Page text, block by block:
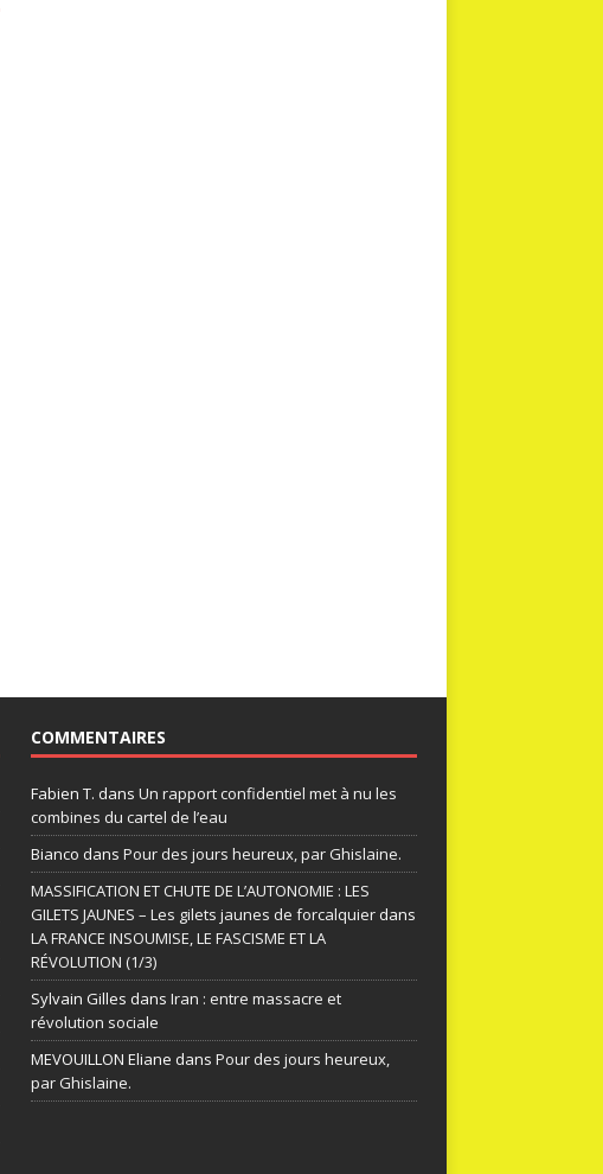
COMMENTAIRES
Fabien T. dans Un rapport confidentiel met à nu les
combines du cartel de l’eau
Bianco dans Pour des jours heureux, par Ghislaine.
MASSIFICATION ET CHUTE DE L’AUTONOMIE : LES
GILETS JAUNES – Les gilets jaunes de forcalquierdans
LA FRANCE INSOUMISE, LE FASCISME ET LA
RÉVOLUTION (1/3)
Sylvain Gilles dans Iran : entre massacre et
révolution sociale
MEVOUILLON Eliane dans Pour des jours heureux,
par Ghislaine.